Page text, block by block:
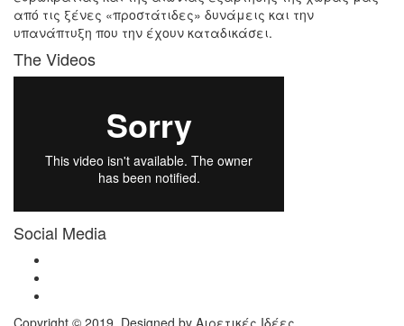
από τις ξένες «προστάτιδες» δυνάμεις και την
υπανάπτυξη που την έχουν καταδικάσει.
The Videos
Social Media
Copyright © 2019. Designed by Αιρετικές Ιδέες